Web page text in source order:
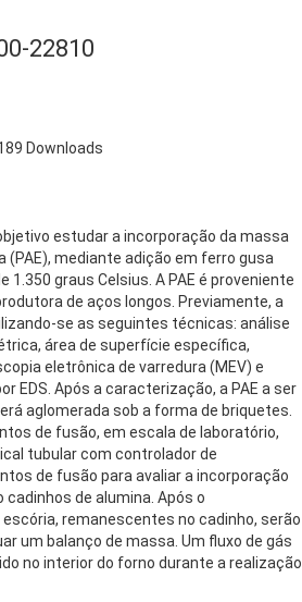
22810
Downloads
estudar a incorporação da massa
(PAE), mediante adição em ferro gusa
1.350 graus Celsius. A PAE é proveniente
de aços longos. Previamente, a
se as seguintes técnicas: análise
área de superfície específica,
eletrônica de varredura (MEV) e
EDS. Após a caracterização, a PAE a ser
aglomerada sob a forma de briquetes.
de fusão, em escala de laboratório,
tubular com controlador de
de fusão para avaliar a incorporação
cadinhos de alumina. Após o
remanescentes no cadinho, serão
um balanço de massa. Um fluxo de gás
no interior do forno durante a realização